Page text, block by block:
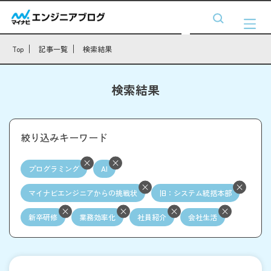
Top 記事一覧 検索結果
検索結果
絞り込みキーワード
プログラミング AI
マイナビエンジニアからの挑戦状 旧：システム統括本部
新卒研修 業務効率化 社員紹介 会社生活